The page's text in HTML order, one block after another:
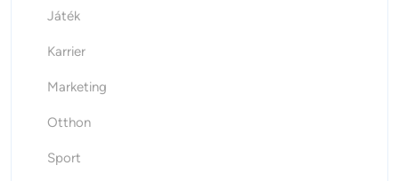
Játék
Karrier
Marketing
Otthon
Sport